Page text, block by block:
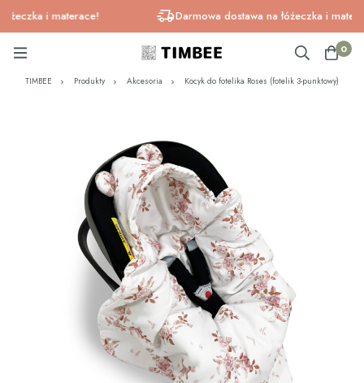
i materace! Darmowa dostawa na łóżeczka i materace!
0
TIMBEE Produkty Akcesoria Kocyk do fotelika Roses (fotelik 3-punktowy)